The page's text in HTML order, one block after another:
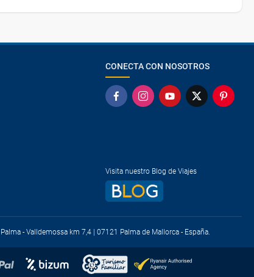
CONECTA CON NOSOTROS
Visita nuestro Blog de Viajes
- Valldemossa km 7,4 | 07121 Palma de Mallorca - España.